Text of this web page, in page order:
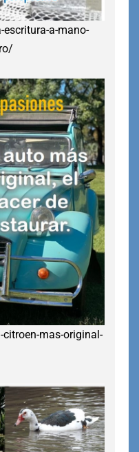
a-mano-
mas-original-